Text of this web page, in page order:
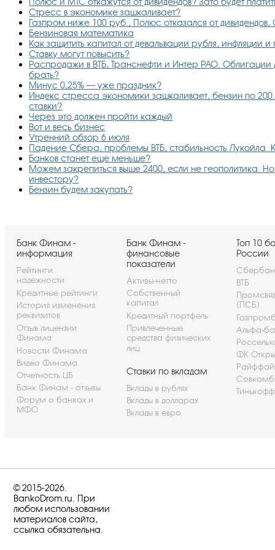
Стресс в экономике зашкаливает?
Газпром ниже 100 руб., Полюс отказался от
Бензиновая математика
Как защитить капитал от девальвации рубля, инфляции
Ставку могут повысить?
Распродажи в ВТБ, Транснефти и Интер РАО. Облигации
брать?
Минус 0,25% — уже праздник?
Индекс стресса экономики зашкаливает, бензин по
ставки?
Через это должен пройти каждый
Вот и весь бизнес
Утренний обзор 6 июля
Падение Сбера, проблемы ВТБ, стабильность Лукойла.
Банков станет еще меньше?
Можем закрепиться выше 2400, если не геополитика. Но
инвестору?
Бензин будем закупать?
Банк Финам -
информация
Рейтинги
надежности
Кредитные рейтинги
История изменения
реквизитов
Отзыв лицензии
Финама
Новости Финама
Видео Финама
Отчетность ЦБ
Банк Финам - отзывы
Форум о банках и
МФО
Банк Финам -
финансовые
показатели
Активы-нетто
Собственный
капитал
Кредитный портфель
Привлеченные
средства физических
лиц
Ставки по вкладам
Вклады в рублях
Вклады в долларах
Вклады в евро
Топ 10
России
ВТБ
(ПСБ)
Альфа-
ФК
© 2015-2026.
BankoDrom.ru. При
любом использовании
материалов сайта,
ссылка обязательна.